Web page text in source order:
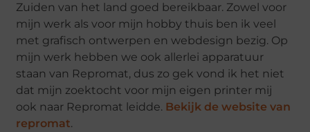
Zuiden van het land goed bereikbaar. Zowel voor
mijn werk als voor mijn hobby thuis ben ik veel
met grafisch ontwerpen en webdesign bezig. Op
mijn werk hebben we ook allerlei apparatuur
staan van Repromat, dus zo gek vond ik het niet
dat mijn zoektocht voor mijn eigen printer mij
ook naar Repromat leidde. Bekijk de website van
repromat.